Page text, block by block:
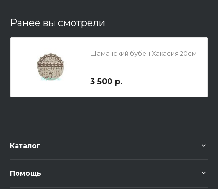
Ранее вы смотрели
Шаманский бубен Хакасия 20см
3 500 р.
Каталог
Помощь